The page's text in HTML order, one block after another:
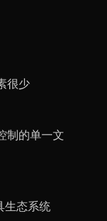
很少
制的单一文
生态系统